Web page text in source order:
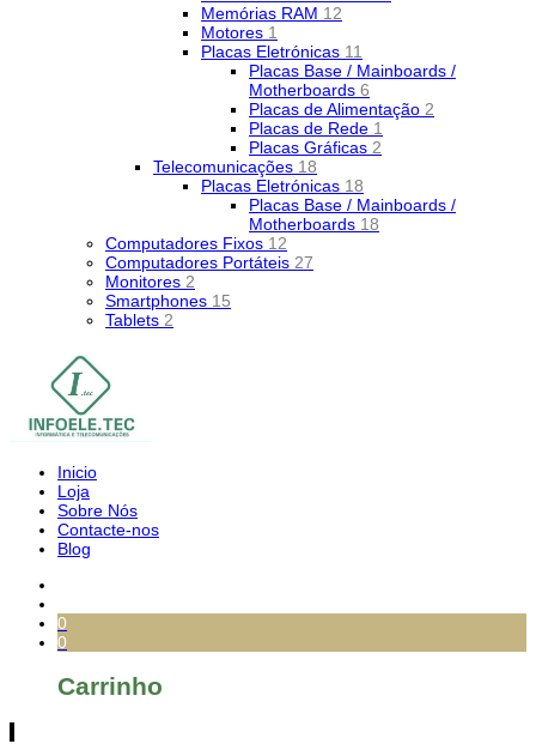
Memórias RAM 12
Motores 1
Placas Eletrónicas 11
Placas Base / Mainboards /
Motherboards 6
Placas de Alimentação 2
Placas de Rede 1
Placas Gráficas 2
Telecomunicações 18
Placas Eletrónicas 18
Placas Base / Mainboards /
Motherboards 18
Computadores Fixos 12
Computadores Portáteis 27
Monitores 2
Smartphones 15
Tablets 2
Inicio
Loja
Sobre Nós
Contacte-nos
Blog
0
0
Carrinho